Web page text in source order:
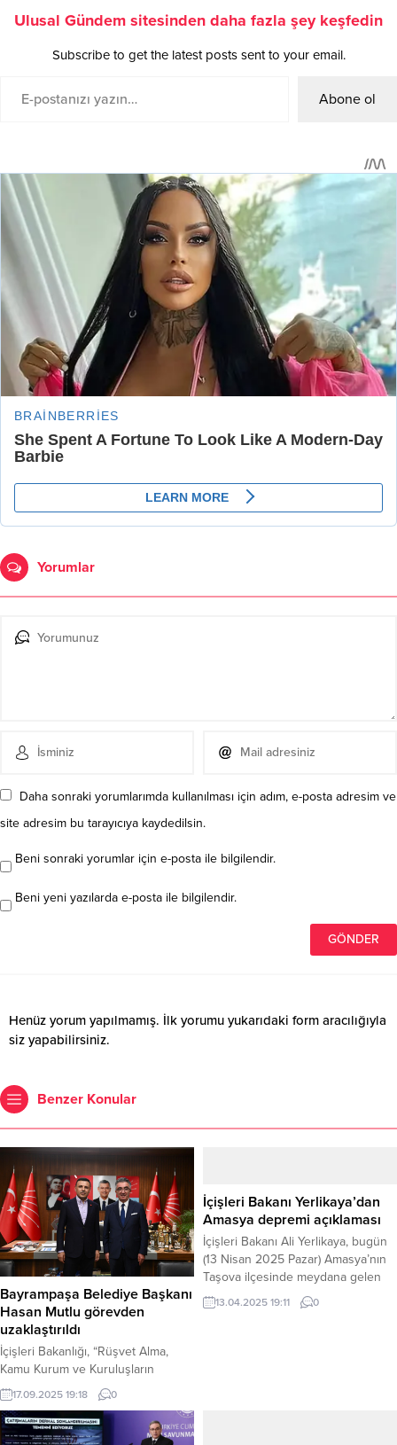
Ulusal Gündem sitesinden daha fazla şey keşfedin
Subscribe to get the latest posts sent to your email.
Abone ol
Yorumlar
Daha sonraki yorumlarımda kullanılması için adım, e-posta adresim ve
site adresim bu tarayıcıya kaydedilsin.
Beni sonraki yorumlar için e-posta ile bilgilendir.
Beni yeni yazılarda e-posta ile bilgilendir.
Henüz yorum yapılmamış. İlk yorumu yukarıdaki form aracılığıyla
siz yapabilirsiniz.
Benzer Konular
Bayrampaşa Belediye Başkanı
Hasan Mutlu görevden
uzaklaştırıldı
İçişleri Bakanlığı, “Rüşvet Alma,
Kamu Kurum ve Kuruluşların
İhalesine Fesat Karıştırmak ve
Zimmet” suçlamalarıyla tutuklanan
Bayrampaşa Belediye Başkanı
Hasan Mutlu’nun geçici bir tedbir
17.09.2025 19:18 0
İçişleri Bakanı Yerlikaya’dan
Amasya depremi açıklaması
İçişleri Bakanı Ali Yerlikaya, bugün
(13 Nisan 2025 Pazar) Amasya’nın
Taşova ilçesinde meydana gelen
ve çevre illerde de hissedilen
depremle ilgili sosyal medya
13.04.2025 19:11 0